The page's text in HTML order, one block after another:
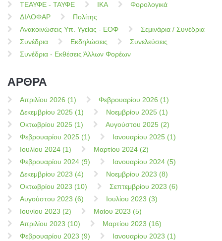
ΤΕΑΥΦΕ - ΤΑΥΦΕ
ΙΚΑ
Φορολογικά
ΔΙΛΟΦΑΡ
Πολίτης
Ανακοινώσεις Υπ. Υγείας - ΕΟΦ
Σεμινάρια / Συνέδρια
Συνέδρια
Εκδηλώσεις
Συνελεύσεις
Συνέδρια - Εκθέσεις Άλλων Φορέων
ΑΡΘΡΑ
Απριλίου 2026 (1)
Φεβρουαρίου 2026 (1)
Δεκεμβρίου 2025 (1)
Νοεμβρίου 2025 (1)
Οκτωβρίου 2025 (1)
Αυγούστου 2025 (2)
Φεβρουαρίου 2025 (1)
Ιανουαρίου 2025 (1)
Ιουλίου 2024 (1)
Μαρτίου 2024 (2)
Φεβρουαρίου 2024 (9)
Ιανουαρίου 2024 (5)
Δεκεμβρίου 2023 (4)
Νοεμβρίου 2023 (8)
Οκτωβρίου 2023 (10)
Σεπτεμβρίου 2023 (6)
Αυγούστου 2023 (6)
Ιουλίου 2023 (3)
Ιουνίου 2023 (2)
Μαίου 2023 (5)
Απριλίου 2023 (10)
Μαρτίου 2023 (16)
Φεβρουαρίου 2023 (9)
Ιανουαρίου 2023 (1)